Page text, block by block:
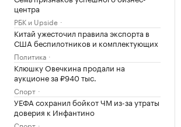
центра
РБК и Upside
Китай ужесточил правила экспорта в
США беспилотников и комплектующих
Политика
Клюшку Овечкина продали на
аукционе за ₽940 тыс.
Спорт
УЕФА сохранил бойкот ЧМ из-за утраты
доверия к Инфантино